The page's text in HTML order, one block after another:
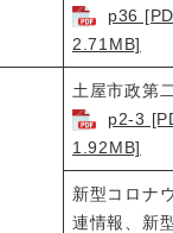
p36
2.71MB]
土屋市政第
p2-3
1.92MB]
新型コロナ
連情報、新